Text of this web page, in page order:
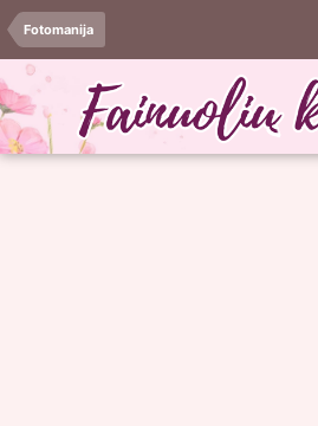
Fotomanija